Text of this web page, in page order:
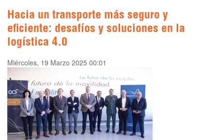
Hacia un transporte más seguro y
eficiente: desafíos y soluciones en la
logística 4.0
Miércoles, 19 Marzo 2025 00:01